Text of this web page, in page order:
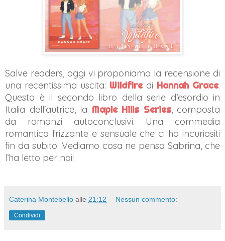
Salve readers, oggi vi proponiamo la recensione di
una recentissima uscita: Wildfiredi Hannah Grace.
Questo è il secondo libro della serie d’esordio in
Italia dell'autrice, la Maple Hills Series, composta
da romanzi autoconclusivi. Una commedia
romantica frizzante e sensuale che ci ha incuriositi
fin da subito. Vediamo cosa ne pensa Sabrina, che
l’ha letto per noi!
Caterina Montebello alle 21:12 Nessun commento:
Condividi